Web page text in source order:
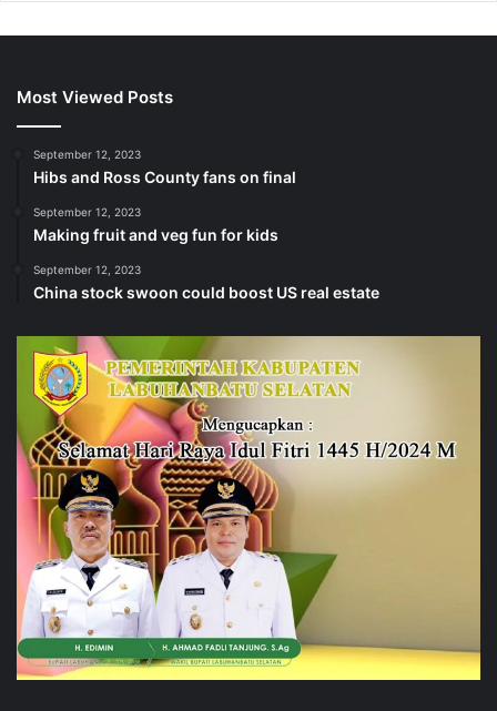
Most Viewed Posts
September 12, 2023
Hibs and Ross County fans on final
September 12, 2023
Making fruit and veg fun for kids
September 12, 2023
China stock swoon could boost US real estate